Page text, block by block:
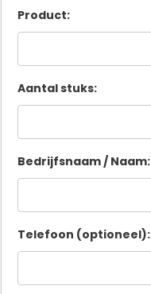
Product:
Aantal stuks:
Bedrijfsnaam / Naam:
Telefoon (optioneel):